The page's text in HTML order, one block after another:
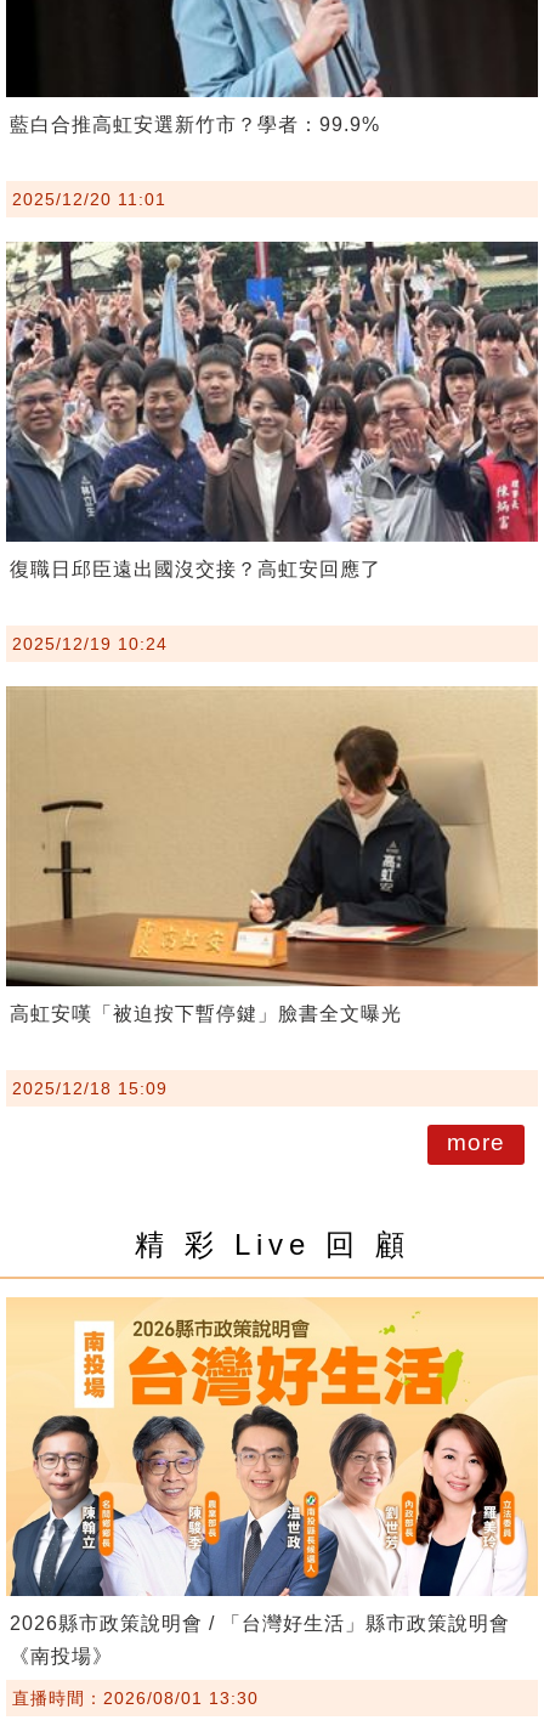
藍白合推高虹安選新竹市？學者：99.9%
2025/12/20 11:01
復職日邱臣遠出國沒交接？高虹安回應了
2025/12/19 10:24
高虹安嘆「被迫按下暫停鍵」臉書全文曝光
2025/12/18 15:09
more
精 彩 Live 回 顧
2026縣市政策說明會 / 「台灣好生活」縣市政策說明會
《南投場》
直播時間：2026/08/01 13:30